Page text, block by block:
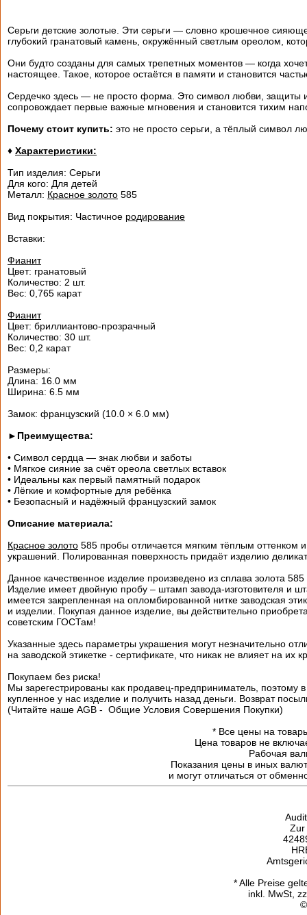
Серьги детские золотые. Эти серьги — словно крошечное
глубокий гранатовый камень, окружённый светлым ореолом,
Они будто созданы для самых трепетных моментов — когда
настоящее. Такое, которое остаётся в памяти и становится
Сердечко здесь — не просто форма. Это символ любви, защиты
сопровождает первые важные мгновения и становится тихим
Почему стоит купить: это не просто серьги, а тёплый символ
♦ Характеристики:
Тип изделия: Серьги
Для кого: Для детей
Металл: Красное золото 585
Вид покрытия: Частичное родирование
Вставки:
Фианит
Цвет: гранатовый
Количество: 2 шт.
Вес: 0,765 карат
Фианит
Цвет: бриллиантово-прозрачный
Количество: 30 шт.
Вес: 0,2 карат
Размеры:
Длина: 16.0 мм
Ширина: 6.5 мм
Замок: французский (10.0 × 6.0 мм)
► Преимущества:
• Символ сердца — знак любви и заботы
• Мягкое сияние за счёт ореола светлых вставок
• Идеальны как первый памятный подарок
• Лёгкие и комфортные для ребёнка
• Безопасный и надёжный французский замок
Описание материала:
Красное золото 585 пробы отличается мягким тёплым оттенком
украшений. Полированная поверхность придаёт изделию
Данное качественное изделие произведено из сплава золота
Изделие имеет двойную пробу – штамп завода-изготовителя и
имеется закрепленная на опломбированной нитке заводская
и изделии. Покупая данное изделие, вы действительно
советским ГОСТам!
Указанные здесь параметры украшения могут незначительно
на заводской этикетке - сертификате, что никак не влияет на их
Покупаем без риска!
Мы зарегестрированы как продавец-предприниматель, поэтому
купленное у нас изделие и получить назад деньги. Возврат
(Читайте наше AGB - Общие Условия Совершения Покупки)
*Все цены на
Цена товаров не
Рабочая
Показания цены в иных
и могут отличаться от
Zur
* Alle Preise
inkl. MwSt,